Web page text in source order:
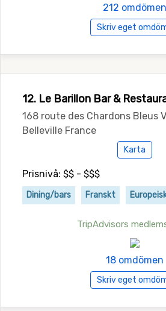
212 omdömen
Skriv eget
12. Le Barillon Bar &
168 route des Chardons Bleus
Belleville France
Karta
Prisnivå: $$ - $$$
Dining/bars Franskt
TripAdvisors
18 omdömen
Skriv eget